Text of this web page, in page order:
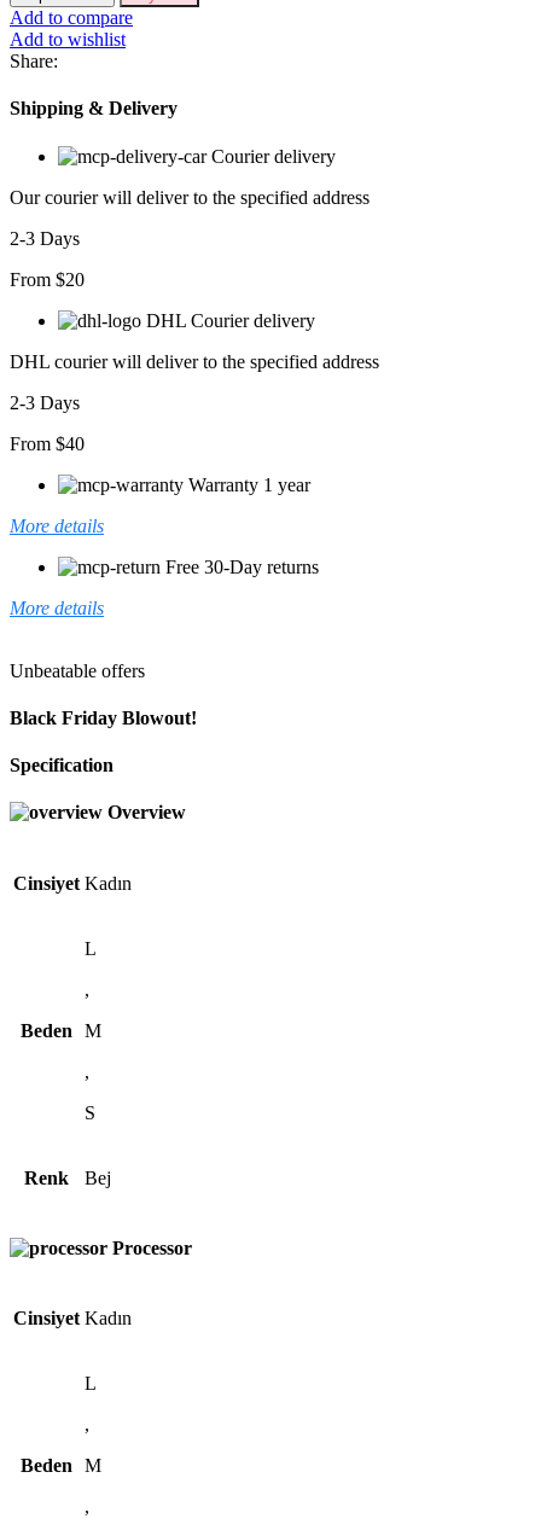
Balıkçı
Yaka
Süet
Kumaş
Fırsat
ürün
Boy
adet
Add to compare
Add to wishlist
Share:
Shipping & Delivery
Courier delivery
Our courier will deliver to the specified address
2-3 Days
From $20
DHL Courier delivery
DHL courier will deliver to the specified address
2-3 Days
From $40
Warranty 1 year
More details
Free 30-Day returns
More details
Unbeatable offers
Black Friday Blowout!
Specification
Overview
Cinsiyet Kadın
Beden
L
,
M
,
S
Renk Bej
Processor
Cinsiyet Kadın
Beden
L
,
M
,